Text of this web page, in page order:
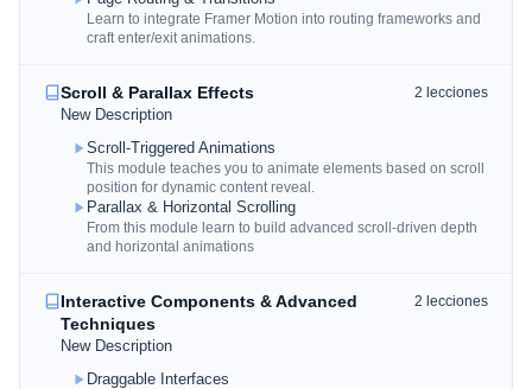
Learn to integrate Framer Motion into routing frameworks and
craft enter/exit animations.
Scroll & Parallax Effects
New Description
2 lecciones
Scroll-Triggered Animations
This module teaches you to animate elements based on scroll
position for dynamic content reveal.
Parallax & Horizontal Scrolling
From this module learn to build advanced scroll-driven depth
and horizontal animations
Interactive Components & Advanced
Techniques
New Description
2 lecciones
Draggable Interfaces